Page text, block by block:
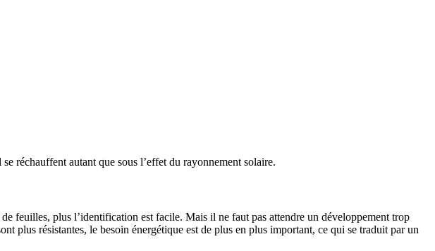
réchauffent autant que sous l’effet du rayon­ne­ment solaire.
feuilles, plus l’identification est facile. Mais il ne faut pas attendre un déve­lop­pe­ment trop
plus résis­tantes, le besoin éner­gé­tique est de plus en plus impor­tant, ce qui se traduit par un